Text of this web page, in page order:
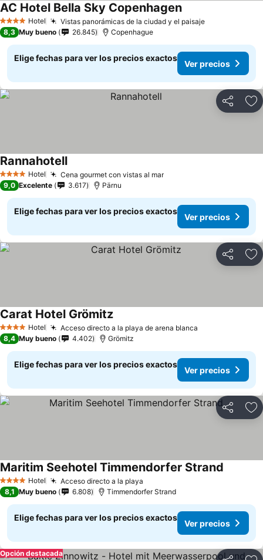
4 EstrellasHotel Vistas panorámicas de la ciudad y el paisaje
AC Hotel Bella Sky Copenhagen
8,3 Muy bueno 26.845 Copenhague
Elige fechas para ver los precios exactos
Ver precios
Compartir
4 EstrellasHotel Cena gourmet con vistas al mar
Rannahotell
9,0 Excelente 3.617 Pärnu
Elige fechas para ver los precios exactos
Ver precios
Compartir
4 EstrellasHotel Acceso directo a la playa de arena blanca
Carat Hotel Grömitz
8,4 Muy bueno 4.402 Grömitz
Elige fechas para ver los precios exactos
Ver precios
Compartir
4 EstrellasHotel Acceso directo a la playa
Maritim Seehotel Timmendorfer Strand
8,1 Muy bueno 6.808 Timmendorfer Strand
Elige fechas para ver los precios exactos
Ver precios
Opción destacada